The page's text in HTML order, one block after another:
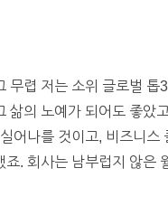
무렵 저는 소위 글로벌 톱
삶의 노예가 되어도 좋았
어나를 것이고, 비즈니스
. 회사는 남부럽지 않은